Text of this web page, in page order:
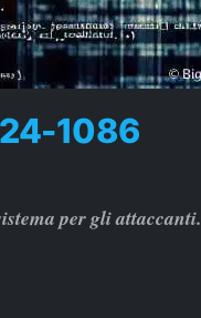
1086
per gli attaccanti.